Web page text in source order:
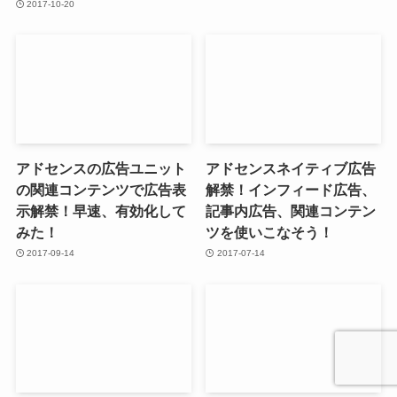
2017-10-20
アドセンスの広告ユニット
の関連コンテンツで広告表
示解禁！早速、有効化して
みた！
2017-09-14
アドセンスネイティブ広告
解禁！インフィード広告、
記事内広告、関連コンテン
ツを使いこなそう！
2017-07-14